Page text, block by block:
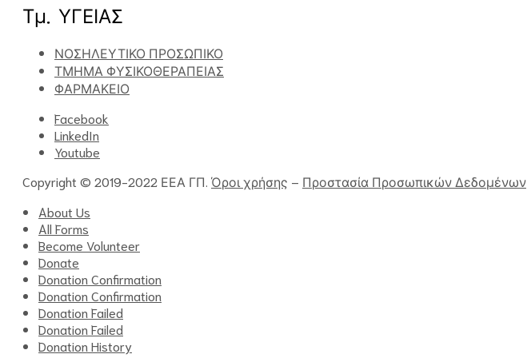
Τμ. ΥΓΕΙΑΣ
ΝΟΣΗΛΕΥΤΙΚΟ ΠΡΟΣΩΠΙΚΟ
ΤΜΗΜΑ ΦΥΣΙΚΟΘΕΡΑΠΕΙΑΣ
ΦΑΡΜΑΚΕΙΟ
Facebook
LinkedIn
Youtube
Copyright © 2019-2022 ΕΕΑ ΓΠ. Όροι χρήσης – Προστασία Προσωπικών Δεδομένων
About Us
All Forms
Become Volunteer
Donate
Donation Confirmation
Donation Confirmation
Donation Failed
Donation Failed
Donation History